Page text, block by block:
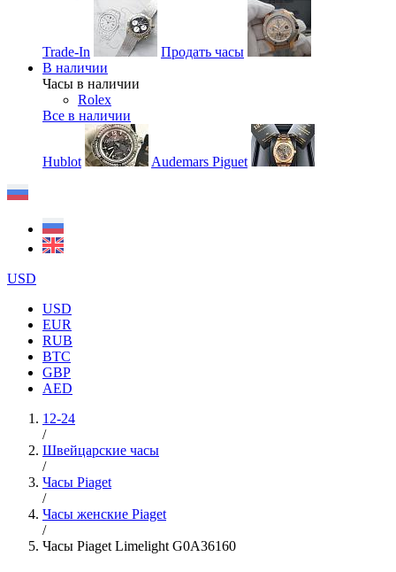
Trade-In
Продать часы
В наличии
Часы в наличии
Rolex
Все в наличии
Hublot Audemars Piguet
USD
USD
EUR
RUB
BTC
GBP
AED
12-24
/
Швейцарские часы
/
Часы Piaget
/
Часы женские Piaget
/
Часы Piaget Limelight G0A36160